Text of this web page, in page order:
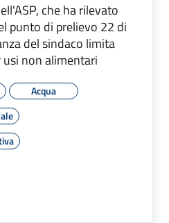
che ha rilevato
punto di prelievo 22 di
del sindaco limita
non alimentari
Acqua